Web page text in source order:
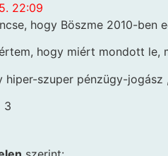
22:09
hogy Böszme 2010-
hogy miért mondott le,
hiper-szuper pénzügy-
3